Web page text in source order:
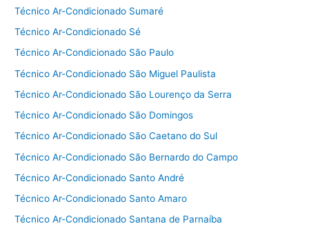
Técnico Ar-Condicionado Sumaré
Técnico Ar-Condicionado Sé
Técnico Ar-Condicionado São Paulo
Técnico Ar-Condicionado São Miguel Paulista
Técnico Ar-Condicionado São Lourenço da Serra
Técnico Ar-Condicionado São Domingos
Técnico Ar-Condicionado São Caetano do Sul
Técnico Ar-Condicionado São Bernardo do Campo
Técnico Ar-Condicionado Santo André
Técnico Ar-Condicionado Santo Amaro
Técnico Ar-Condicionado Santana de Parnaíba